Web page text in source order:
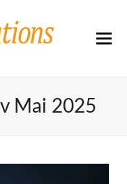
Mai 2025